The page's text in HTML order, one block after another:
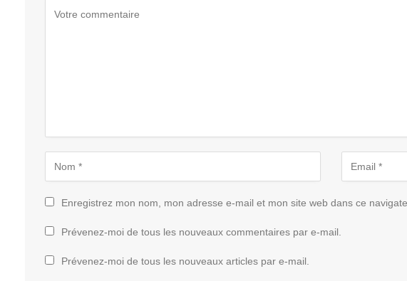
Enregistrez mon nom, mon adresse e-mail et mon site web dans ce
Prévenez-moi de tous les nouveaux commentaires par e-mail.
Prévenez-moi de tous les nouveaux articles par e-mail.